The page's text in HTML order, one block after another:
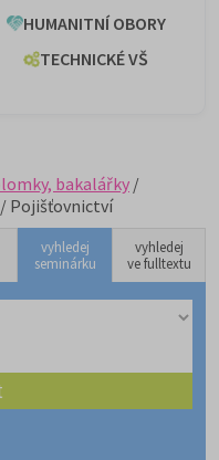
HUMANITNÍ OBORY
TECHNICKÉ VŠ
bakalářky /
/ Pojišťovnictví
vyhledej
seminárku
vyhledej
ve fulltextu